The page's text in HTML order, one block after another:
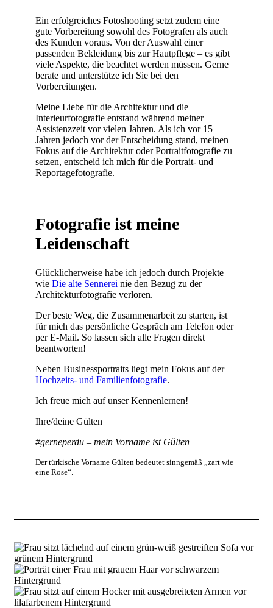
Ein erfolgreiches Fotoshooting setzt zudem eine
gute Vorbereitung sowohl des Fotografen als auch
des Kunden voraus. Von der Auswahl einer
passenden Bekleidung bis zur Hautpflege – es gibt
viele Aspekte, die beachtet werden müssen. Gerne
berate und unterstütze ich Sie bei den
Vorbereitungen.
Meine Liebe für die Architektur und die
Interieurfotografie entstand während meiner
Assistenzzeit vor vielen Jahren. Als ich vor 15
Jahren jedoch vor der Entscheidung stand, meinen
Fokus auf die Architektur oder Portraitfotografie zu
setzen, entscheid ich mich für die Portrait- und
Reportagefotografie.
Fotografie ist meine
Leidenschaft
Glücklicherweise habe ich jedoch durch Projekte
wie Die alte Sennerei nie den Bezug zu der
Architekturfotografie verloren.
Der beste Weg, die Zusammenarbeit zu starten, ist
für mich das persönliche Gespräch am Telefon oder
per E-Mail. So lassen sich alle Fragen direkt
beantworten!
Neben Businessportraits liegt mein Fokus auf der
Hochzeits- und Familienfotografie.
Ich freue mich auf unser Kennenlernen!
Ihre/deine Gülten
#gerneperdu – mein Vorname ist Gülten
Der türkische Vorname Gülten bedeutet sinngemäß „zart wie
eine Rose“.